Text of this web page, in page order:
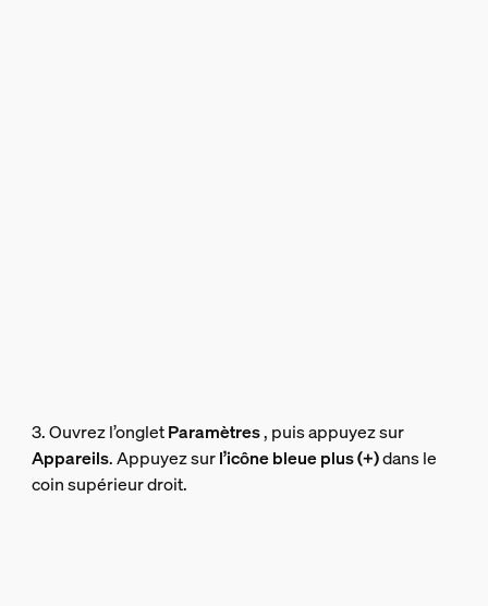
3. Ouvrez l’ongletParamètres, puis appuyez sur
Appareils. Appuyez surl’icône bleue plus (+)dans le
coin supérieur droit.